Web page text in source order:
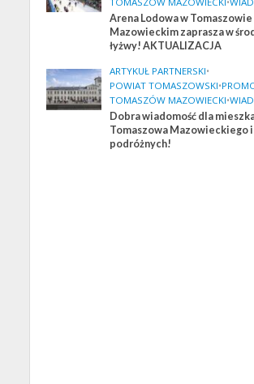
Arena Lodowa w Tomaszowie
Mazowieckim zaprasza w
łyżwy! AKTUALIZACJA
ARTYKUŁ PARTNERSKI•
POWIAT TOMASZOWSKI•
TOMASZÓW MAZOWIECKI•
Dobra wiadomość dla
Tomaszowa Mazowieckiego
podróżnych!